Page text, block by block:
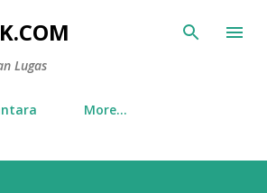
Skip to main content
Lugas
More…